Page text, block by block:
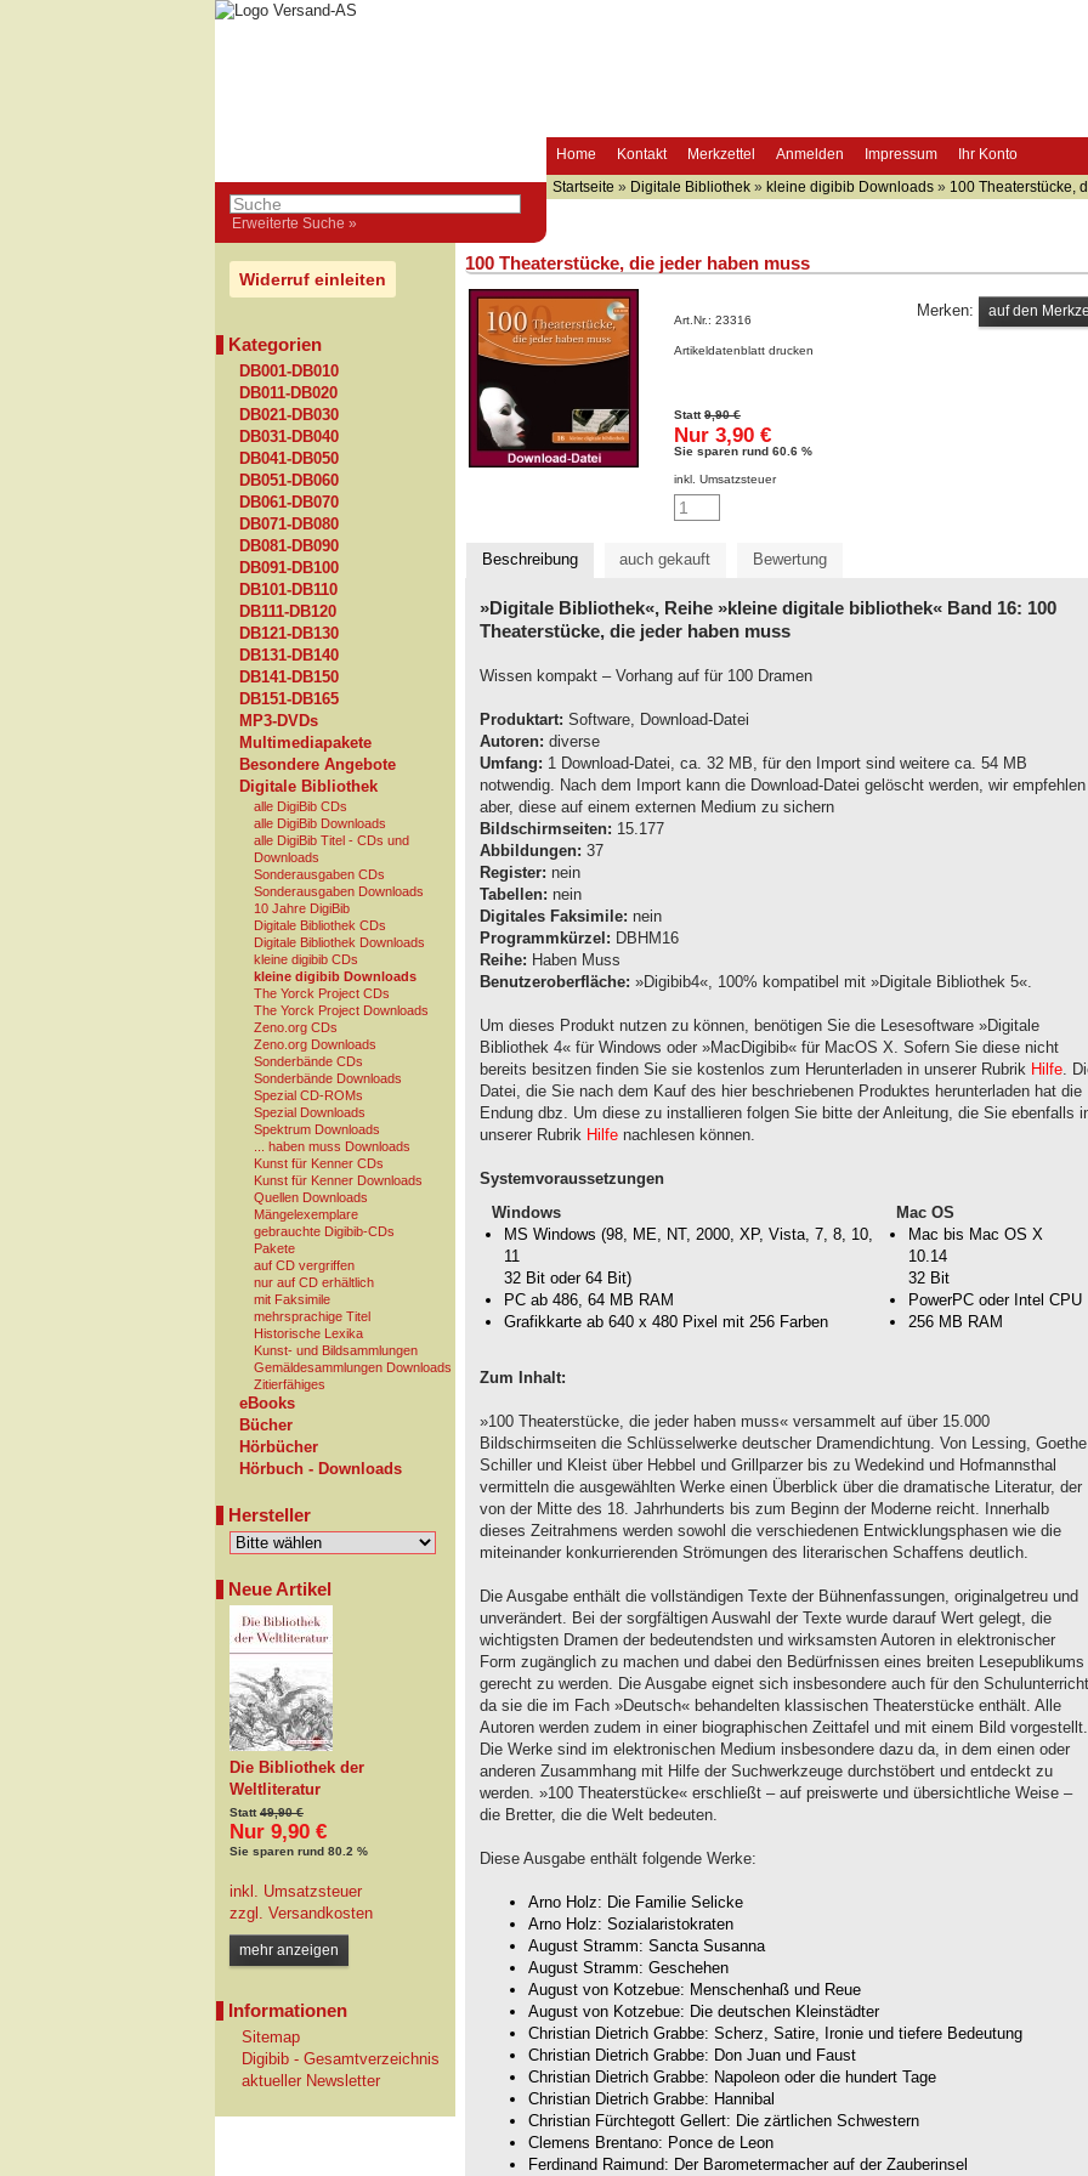
Home Kontakt Merkzettel Anmelden Impressum Ihr Konto
Erweiterte Suche »
Startseite » Digitale Bibliothek » kleine digibib Downloads » 100 Theaterstücke,
Widerruf einleiten
Kategorien
DB001-DB010
DB011-DB020
DB021-DB030
DB031-DB040
DB041-DB050
DB051-DB060
DB061-DB070
DB071-DB080
DB081-DB090
DB091-DB100
DB101-DB110
DB111-DB120
DB121-DB130
DB131-DB140
DB141-DB150
DB151-DB165
MP3-DVDs
Multimediapakete
Besondere Angebote
Digitale Bibliothek
alle DigiBib CDs
alle DigiBib Downloads
alle DigiBib Titel - CDs und
Downloads
Sonderausgaben CDs
Sonderausgaben Downloads
10 Jahre DigiBib
Digitale Bibliothek CDs
Digitale Bibliothek Downloads
kleine digibib CDs
kleine digibib Downloads
The Yorck Project CDs
The Yorck Project Downloads
Zeno.org CDs
Zeno.org Downloads
Sonderbände CDs
Sonderbände Downloads
Spezial CD-ROMs
Spezial Downloads
Spektrum Downloads
... haben muss Downloads
Kunst für Kenner CDs
Kunst für Kenner Downloads
Quellen Downloads
Mängelexemplare
gebrauchte Digibib-CDs
Pakete
auf CD vergriffen
nur auf CD erhältlich
mit Faksimile
mehrsprachige Titel
Historische Lexika
Kunst- und Bildsammlungen
Gemäldesammlungen Downloads
Zitierfähiges
eBooks
Bücher
Hörbücher
Hörbuch - Downloads
Hersteller
Neue Artikel
Die Bibliothek der
Weltliteratur
Statt49,90 €
Nur 9,90 €
Sie sparen rund 80.2 %
inkl. Umsatzsteuer
zzgl. Versandkosten
mehr anzeigen
Informationen
Sitemap
Digibib - Gesamtverzeichnis
aktueller Newsletter
100 Theaterstücke, die jeder haben muss
Art.Nr.: 23316
Artikeldatenblatt drucken
Statt9,90 €
Nur 3,90 €
Sie sparen rund 60.6 %
inkl. Umsatzsteuer
Merken:
Beschreibung auch gekauft Bewertung
»Digitale Bibliothek«, Reihe »kleine digitale bibliothek« Band 16: 100
Theaterstücke, die jeder haben muss
Wissen kompakt – Vorhang auf für 100 Dramen
Produktart: Software, Download-Datei
Autoren: diverse
Umfang: 1 Download-Datei, ca. 32 MB, für den Import sind weitere ca. 54 MB
notwendig. Nach dem Import kann die Download-Datei gelöscht werden, wir empfehlen
aber, diese auf einem externen Medium zu sichern
Bildschirmseiten: 15.177
Abbildungen: 37
Register: nein
Tabellen: nein
Digitales Faksimile: nein
Programmkürzel: DBHM16
Reihe: Haben Muss
Benutzeroberfläche: »Digibib4«, 100% kompatibel mit »Digitale Bibliothek 5«.
Um dieses Produkt nutzen zu können, benötigen Sie die Lesesoftware »Digitale
Bibliothek 4« für Windows oder »MacDigibib« für MacOS X. Sofern Sie diese nicht
bereits besitzen finden Sie sie kostenlos zum Herunterladen in unserer Rubrik Hilfe.
Datei, die Sie nach dem Kauf des hier beschriebenen Produktes herunterladen hat die
Endung dbz. Um diese zu installieren folgen Sie bitte der Anleitung, die Sie ebenfalls
unserer Rubrik Hilfe nachlesen können.
Systemvoraussetzungen
Windows
MS Windows (98, ME, NT, 2000, XP, Vista, 7, 8, 10,
11
32 Bit oder 64 Bit)
PC ab 486, 64 MB RAM
Grafikkarte ab 640 x 480 Pixel mit 256 Farben
Mac OS
Mac bis Mac OS X
10.14
32 Bit
PowerPC oder Intel CPU
256 MB RAM
Zum Inhalt:
»100 Theaterstücke, die jeder haben muss« versammelt auf über 15.000
Bildschirmseiten die Schlüsselwerke deutscher Dramendichtung. Von Lessing,
Schiller und Kleist über Hebbel und Grillparzer bis zu Wedekind und Hofmannsthal
vermitteln die ausgewählten Werke einen Überblick über die dramatische Literatur, der
von der Mitte des 18. Jahrhunderts bis zum Beginn der Moderne reicht. Innerhalb
dieses Zeitrahmens werden sowohl die verschiedenen Entwicklungsphasen wie die
miteinander konkurrierenden Strömungen des literarischen Schaffens deutlich.
Die Ausgabe enthält die vollständigen Texte der Bühnenfassungen, originalgetreu und
unverändert. Bei der sorgfältigen Auswahl der Texte wurde darauf Wert gelegt, die
wichtigsten Dramen der bedeutendsten und wirksamsten Autoren in elektronischer
Form zugänglich zu machen und dabei den Bedürfnissen eines breiten Lesepublikums
gerecht zu werden. Die Ausgabe eignet sich insbesondere auch für den
da sie die im Fach »Deutsch« behandelten klassischen Theaterstücke enthält. Alle
Autoren werden zudem in einer biographischen Zeittafel und mit einem Bild vorgestellt.
Die Werke sind im elektronischen Medium insbesondere dazu da, in dem einen oder
anderen Zusammhang mit Hilfe der Suchwerkzeuge durchstöbert und entdeckt zu
werden. »100 Theaterstücke« erschließt – auf preiswerte und übersichtliche Weise –
die Bretter, die die Welt bedeuten.
Diese Ausgabe enthält folgende Werke:
Arno Holz: Die Familie Selicke
Arno Holz: Sozialaristokraten
August Stramm: Sancta Susanna
August Stramm: Geschehen
August von Kotzebue: Menschenhaß und Reue
August von Kotzebue: Die deutschen Kleinstädter
Christian Dietrich Grabbe: Scherz, Satire, Ironie und tiefere Bedeutung
Christian Dietrich Grabbe: Don Juan und Faust
Christian Dietrich Grabbe: Napoleon oder die hundert Tage
Christian Dietrich Grabbe: Hannibal
Christian Fürchtegott Gellert: Die zärtlichen Schwestern
Clemens Brentano: Ponce de Leon
Ferdinand Raimund: Der Barometermacher auf der Zauberinsel